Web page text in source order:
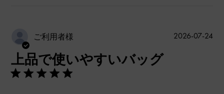
ご利用者様
上品で使いやすいバッグ
公
2026-07-24